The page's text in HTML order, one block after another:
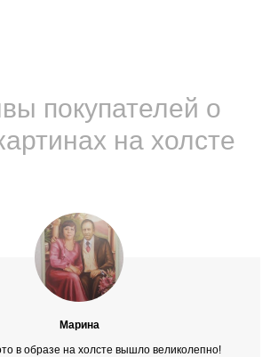
покупателей о
на холсте
Марина
в образе на холсте вышло великолепно!